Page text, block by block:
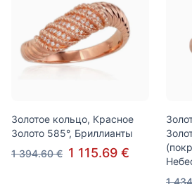
Золотое кольцо, Красное
Золото 585°, Бриллианты
1 394.60 € 1 115.69 €
1